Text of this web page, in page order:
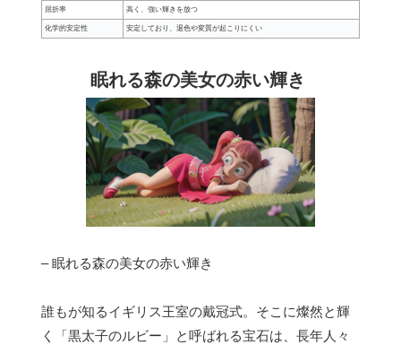
屈折率 高く、強い輝きを放つ
化学的安定性 安定しており、退色や変質が起こりにくい
眠れる森の美女の赤い輝き
– 眠れる森の美女の赤い輝き
誰もが知るイギリス王室の戴冠式。そこに燦然と輝
く「黒太子のルビー」と呼ばれる宝石は、長年人々